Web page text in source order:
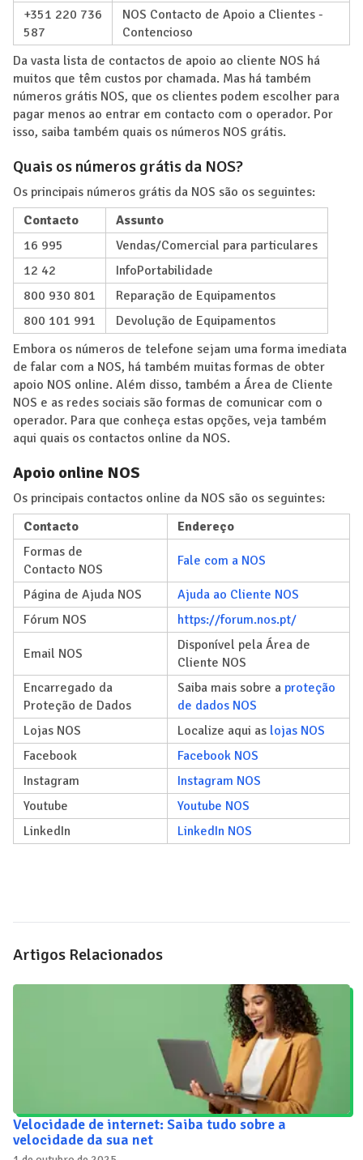
+351 220 736
587
NOS Contacto de Apoio a Clientes -
Contencioso
Da vasta lista de contactos de apoio ao cliente NOS há
muitos que têm custos por chamada. Mas há também
números grátis NOS, que os clientes podem escolher para
pagar menos ao entrar em contacto com o operador. Por
isso, saiba também quais os números NOS grátis.
Quais os números grátis da NOS?
Os principais números grátis da NOS são os seguintes:
Contacto
Assunto
16 995
Vendas/Comercial para particulares
12 42
InfoPortabilidade
800 930 801
Reparação de Equipamentos
800 101 991
Devolução de Equipamentos
Embora os números de telefone sejam uma forma imediata
de falar com a NOS, há também muitas formas de obter
apoio NOS online. Além disso, também a Área de Cliente
NOS e as redes sociais são formas de comunicar com o
operador. Para que conheça estas opções, veja também
aqui quais os contactos online da NOS.
Apoio online NOS
Os principais contactos online da NOS são os seguintes:
Contacto
Endereço
Formas de
Contacto NOS
Fale com a NOS
Página de Ajuda NOS
Ajuda ao Cliente NOS
Fórum NOS
https://forum.nos.pt/
Email NOS
Disponível pela Área de
Cliente NOS
Encarregado da
Proteção de Dados
Saiba mais sobre a proteção
de dados NOS
Lojas NOS
Localize aqui as lojas NOS
Facebook
Facebook NOS
Instagram
Instagram NOS
Youtube
Youtube NOS
LinkedIn
LinkedIn NOS
Artigos Relacionados
Velocidade de internet: Saiba tudo sobre a
velocidade da sua net